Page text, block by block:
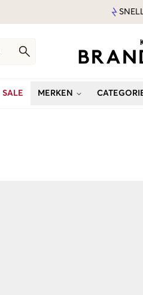
SALE MERKEN